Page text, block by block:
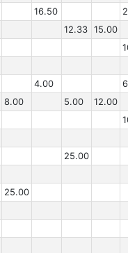
16.50
12.33 15.00
4.00
8.00 5.00 12.00
25.00
25.00